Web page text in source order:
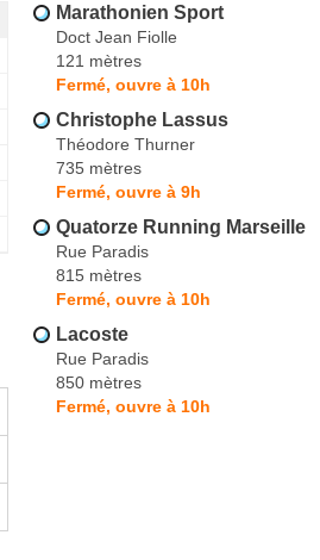
Marathonien Sport
Doct Jean Fiolle
121 mètres
Fermé, ouvre à 10h
Christophe Lassus
Théodore Thurner
735 mètres
Fermé, ouvre à 9h
Quatorze Running Marseille
Rue Paradis
815 mètres
Fermé, ouvre à 10h
Lacoste
Rue Paradis
850 mètres
Fermé, ouvre à 10h